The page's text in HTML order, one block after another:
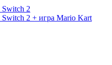
Switch 2
2 + игра Mario Kart